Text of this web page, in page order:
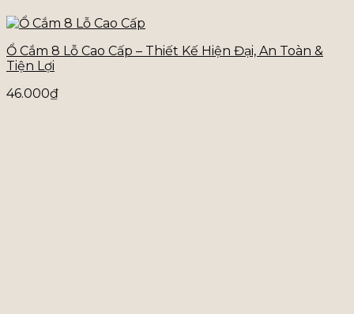
Ổ Cắm 8 Lỗ Cao Cấp – Thiết Kế Hiện Đại, An Toàn &
Tiện Lợi
46.000₫